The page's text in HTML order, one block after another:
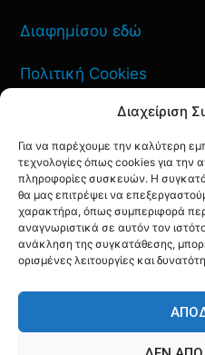
Διαχείριση
Για να παρέχουμε την καλύτερη
τεχνολογίες όπως cookies για
πληροφορίες συσκευών. Η
θα μας επιτρέψει να
χαρακτήρα, όπως συμπεριφορά
αναγνωριστικά σε αυτόν τον
ανάκληση της συγκατάθεσης,
ορισμένες λειτουργίες και
Διαφημίσου εδώ
Πολιτική Cookies
Πολιτική Απορρήτου
ΕΠΙΚΟΙΝΩΝΙΑ